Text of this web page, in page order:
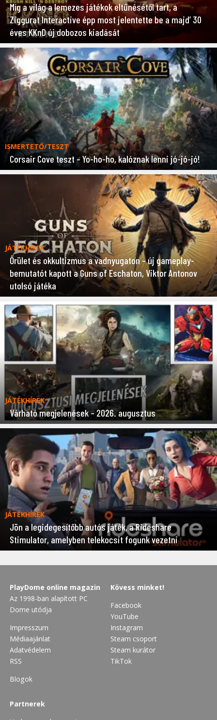
Míg a világ a lemezes játékok eltűnésétől tart, a
Ziggurat Interactive épp most jelentette be a majd’ 30
éves KKnD új dobozos kiadását
ISMERTETŐ/TESZT
Corsair Cove teszt – Yo-ho-ho, kalóznak lenni jó-jó-jó!
JÁTÉKHÍREK
Őrület és okkultizmus a vadnyugaton – új gameplay-
bemutatót kapott a Guns of Eschaton, Viktor Antonov
utolsó játéka
JÁTÉKHÍREK
Várható megjelenések – 2026. augusztus
JÁTÉKHÍREK
Jön a legidegesítőbb autós játék, a Rideshare
Stimulator, amelyben telekocsit fogunk vezetni
PlayDome online magazin
Az 1998-ban alapított PC
Dome utódja
Impresszum
Médiaajánlat
Adatvédelem
RSS
Blogok
Kövess minket!
Facebook
YouTube
Instagram
Steam csoport
Steam kurátor
TikTok
Partnerek